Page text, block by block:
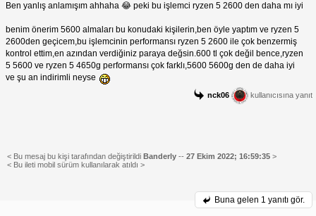
Ben yanlış anlamışım ahhaha 😂 peki bu işlemci ryzen 5 2600 den daha mı iyi
benim önerim 5600 almaları bu konudaki kişilerin,ben öyle yaptım ve ryzen 5
2600den geçicem,bu işlemcinin performansı ryzen 5 2600 ile çok benzermiş
kontrol ettim,en azından verdiğiniz paraya değsin.600 tl çok değil bence,ryzen
5 5600 ve ryzen 5 4650g performansı çok farklı,5600 5600g den de daha iyi
ve şu an indirimli neyse
nck06 kullanıcısına yanıt
< Bu mesaj bu kişi tarafından değiştirildi Banderly -- 27 Ekim 2022; 16:59:35 >
< Bu ileti mobil sürüm kullanılarak atıldı >
Buna gelen 1 yanıtı gör.